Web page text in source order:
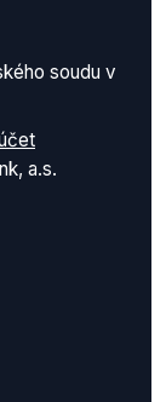
soudu v
a.s.